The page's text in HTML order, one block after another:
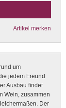
Artikel merken
um
jedem Freund
Ausbau findet
Wein, zusammen
Der